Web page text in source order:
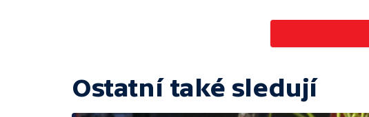
Ostatní také sledují